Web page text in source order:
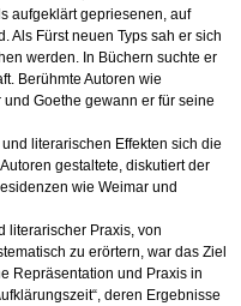
aufgeklärt gepriesenen, auf
Als Fürst neuen Typs sah er sich
werden. In Büchern suchte er
Berühmte Autoren wie
Goethe gewann er für seine
literarischen Effekten sich die
gestaltete, diskutiert der
wie Weimar und
literarischer Praxis, von
zu erörtern, war das Ziel
Repräsentation und Praxis in
deren Ergebnisse